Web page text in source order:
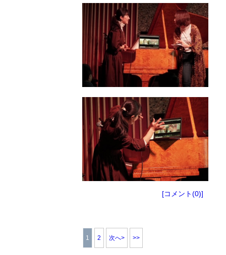
[コメント(0)]
1 2 次へ> >>